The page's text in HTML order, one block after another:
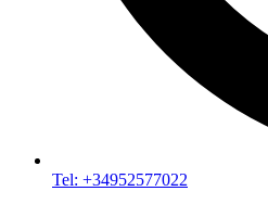
Tel: +34952577022